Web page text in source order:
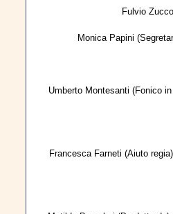
Fulvio
Monica Papini
Umberto Montesanti (Fonico
Francesca Farneti (Aiuto